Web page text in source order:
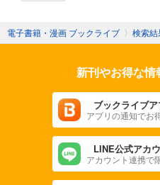
電子書籍・漫画 ブックライブ 〉 検索結
新刊やお得な情
ブックライブア
アプリの通知でお
LINE公式アカ
アカウント連携で